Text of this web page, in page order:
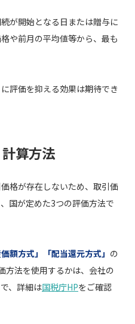
が開始となる日または贈与に
や前月の平均値等から、最も
評価を抑える効果は期待でき
算方法
格が存在しないため、取引価
国が定めた3つの評価方法で
額方式」「配当還元方式」 の
方法を使用するかは、会社の
、詳細は国税庁HPをご確認